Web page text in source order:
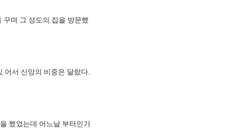
꾸며 그 성도의 집을 방문했
어서 신앙의 비중은 달랐다.
했었는데 어느날 부터인가